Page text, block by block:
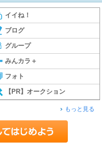
イイね！
ブログ
グループ
みんカラ＋
フォト
【PR】オークション
もっと見る